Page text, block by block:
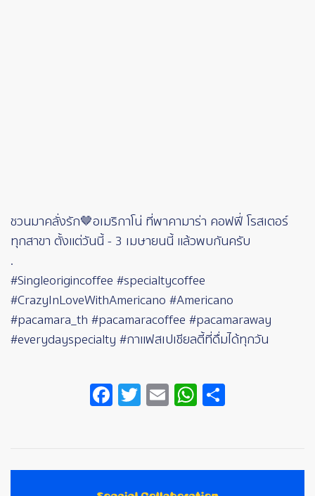
ชวนมาคลั่งรัก🤎อเมริกาโน่ ที่พาคามาร่า คอฟฟี่ โรสเตอร์
ทุกสาขา ตั้งแต่วันนี้ - 3 เมษายนนี้ แล้วพบกันครับ
.
#Singleorigincoffee #specialtycoffee
#CrazyInLoveWithAmericano #Americano
#pacamara_th #pacamaracoffee #pacamaraway
#everydayspecialty #กาแฟสเปเชียลตี้ที่ดื่มได้ทุกวัน
Facebook
Twitter
EmailWhatsApp